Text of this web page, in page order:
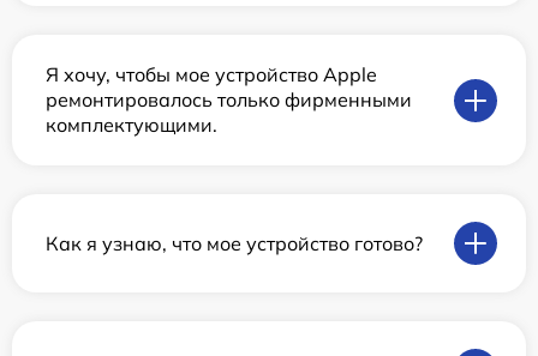
Я хочу, чтобы мое устройство Apple
ремонтировалось только фирменными
комплектующими.
Как я узнаю, что мое устройство готово?